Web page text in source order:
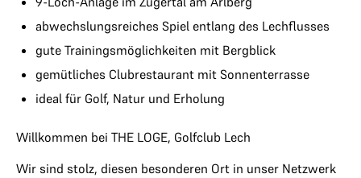
abwechslungsreiches Spiel entlang des Lechflusses
gute Trainingsmöglichkeiten mit Bergblick
gemütliches Clubrestaurant mit Sonnenterrasse
ideal für Golf, Natur und Erholung
Willkommen bei THE LOGE, Golfclub Lech
Wir sind stolz, diesen besonderen Ort in unser Netzwerk